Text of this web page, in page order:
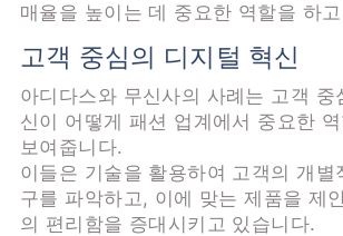
매율을 높이는 데 중요한 역할을 하
고객 중심의 디지털 혁신
아디다스와 무신사의 사례는 고객 중
신이 어떻게 패션 업계에서 중요한
보여줍니다.
이들은 기술을 활용하여 고객의 개별
구를 파악하고, 이에 맞는 제품을 제
의 편리함을 증대시키고 있습니다.